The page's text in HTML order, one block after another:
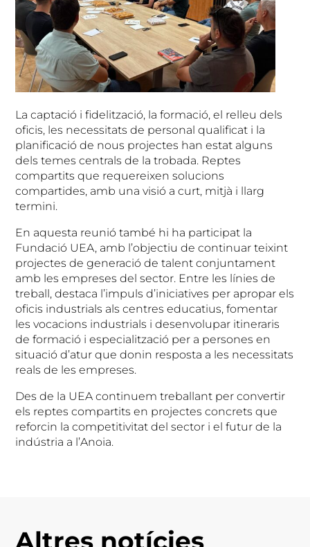
La captació i fidelització, la formació, el relleu dels
oficis, les necessitats de personal qualificat i la
planificació de nous projectes han estat alguns
dels temes centrals de la trobada. Reptes
compartits que requereixen solucions
compartides, amb una visió a curt, mitjà i llarg
termini.
En aquesta reunió també hi ha participat la
Fundació UEA, amb l’objectiu de continuar teixint
projectes de generació de talent conjuntament
amb les empreses del sector. Entre les línies de
treball, destaca l’impuls d’iniciatives per apropar els
oficis industrials als centres educatius, fomentar
les vocacions industrials i desenvolupar itineraris
de formació i especialització per a persones en
situació d’atur que donin resposta a les necessitats
reals de les empreses.
Des de la UEA continuem treballant per convertir
els reptes compartits en projectes concrets que
reforcin la competitivitat del sector i el futur de la
indústria a l’Anoia.